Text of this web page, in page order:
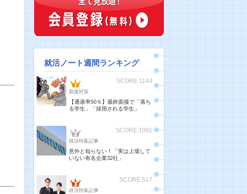
就活ノート週間ランキング
SCORE:1144
面接対策
【通過率50％】最終面接で「落ち
る学生」「採用される学生」
SCORE:1091
就活特集記事
意外と知らない！「実は上場して
いない有名企業32社」
SCORE:517
就活特集記事